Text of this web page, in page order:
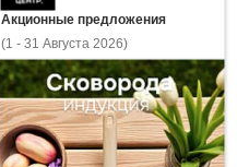
Акционные предложения
(1 - 31 Августа 2026)